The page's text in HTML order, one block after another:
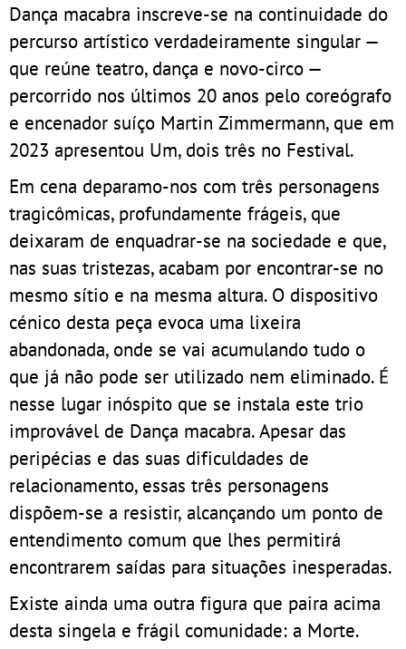
Dança macabra inscreve-se na continuidade do
percurso artístico verdadeiramente singular —
que reúne teatro, dança e novo-circo —
percorrido nos últimos 20 anos pelo coreógrafo
e encenador suíço Martin Zimmermann, que em
2023 apresentou Um, dois três no Festival.
Em cena deparamo-nos com três personagens
tragicômicas, profundamente frágeis, que
deixaram de enquadrar-se na sociedade e que,
nas suas tristezas, acabam por encontrar-se no
mesmo sítio e na mesma altura. O dispositivo
cénico desta peça evoca uma lixeira
abandonada, onde se vai acumulando tudo o
que já não pode ser utilizado nem eliminado. É
nesse lugar inóspito que se instala este trio
improvável de Dança macabra. Apesar das
peripécias e das suas dificuldades de
relacionamento, essas três personagens
dispõem-se a resistir, alcançando um ponto de
entendimento comum que lhes permitirá
encontrarem saídas para situações inesperadas.
Existe ainda uma outra figura que paira acima
desta singela e frágil comunidade: a Morte.